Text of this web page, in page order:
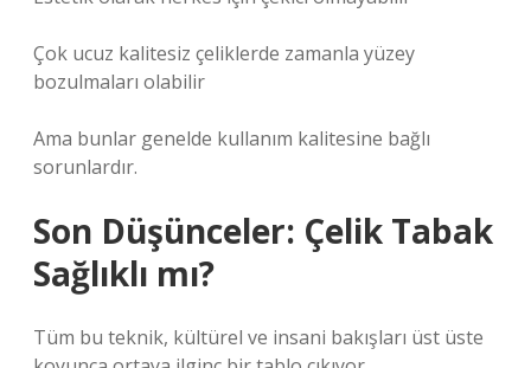
Çok ucuz kalitesiz çeliklerde zamanla yüzey
bozulmaları olabilir
Ama bunlar genelde kullanım kalitesine bağlı
sorunlardır.
Son Düşünceler: Çelik Tabak
Sağlıklı mı?
Tüm bu teknik, kültürel ve insani bakışları üst üste